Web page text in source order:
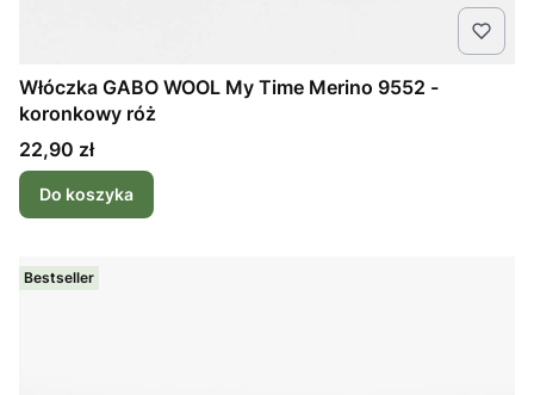
Włóczka GABO WOOL My Time Merino 9552 -
koronkowy róż
Cena
22,90 zł
Do koszyka
Bestseller